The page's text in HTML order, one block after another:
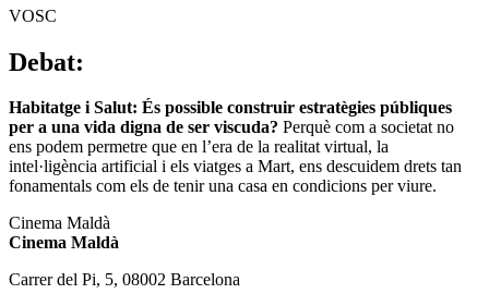
VOSC
Debat:
Habitatge i Salut: És possible construir estratègies públiques
per a una vida digna de ser viscuda? Perquè com a societat no
ens podem permetre que en l’era de la realitat virtual, la
intel·ligència artificial i els viatges a Mart, ens descuidem drets tan
fonamentals com els de tenir una casa en condicions per viure.
Cinema Maldà
Cinema Maldà
Carrer del Pi, 5, 08002 Barcelona